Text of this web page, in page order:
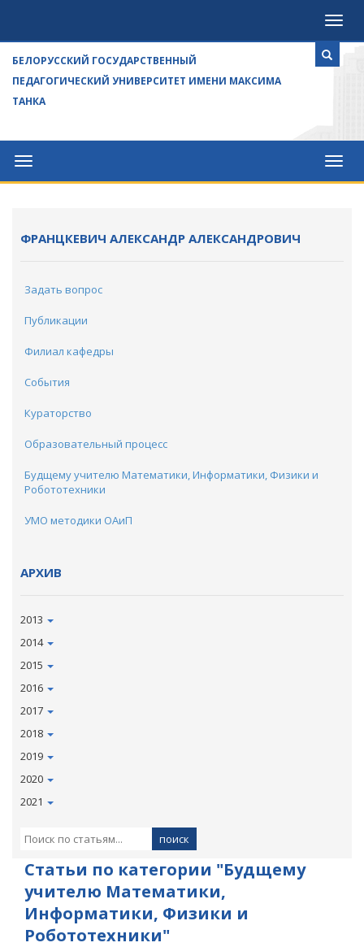
БЕЛОРУССКИЙ ГОСУДАРСТВЕННЫЙ
ПЕДАГОГИЧЕСКИЙ УНИВЕРСИТЕТ ИМЕНИ МАКСИМА
ТАНКА
Университет
ФРАНЦКЕВИЧ АЛЕКСАНДР АЛЕКСАНДРОВИЧ
Задать вопрос
Публикации
Филиал кафедры
События
Кураторство
Образовательный процесс
Будщему учителю Математики, Информатики, Физики и
Робототехники
УМО методики ОАиП
АРХИВ
2013
2014
2015
2016
2017
2018
2019
2020
2021
Статьи по категории "Будщему
учителю Математики,
Информатики, Физики и
Робототехники"